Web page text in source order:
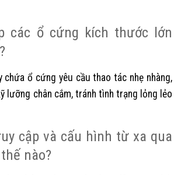
các ổ cứng kích thước lớn
chứa ổ cứng yêu cầu thao tác nhẹ nhàng,
lưỡng chân cắm, tránh tình trạng lỏng lẻo
cập và cấu hình từ xa qua
nào?